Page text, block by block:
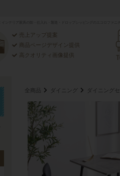
売上アップ提案
商品ページデザイン提供
高クオリティ画像提供
全商品 ダイニング ダイニングセ